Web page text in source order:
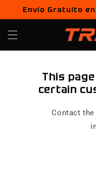
directamente
al contenido
Envío Gratuito
This
certain
Contact